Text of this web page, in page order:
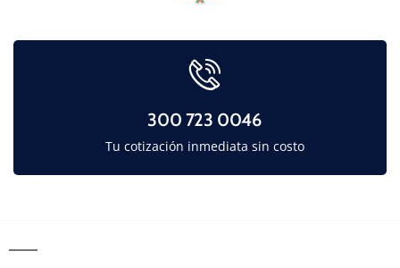
300 723 0046
Tu cotización inmediata sin costo